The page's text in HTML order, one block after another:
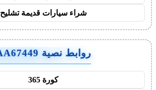
شراء سيارات قديمة تشليح
روابط نصية AA67449
كورة 365